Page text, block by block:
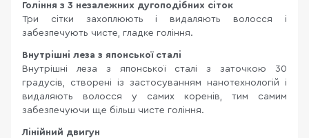
Гоління з 3 незалежних дугоподібних сіток
Три сітки захоплюють і видаляють волосся і
забезпечують чисте, гладке гоління.
Внутрішні леза з японської сталі
Внутрішні леза з японської сталі з заточкою 30
градусів, створені із застосуванням нанотехнологій і
видаляють волосся у самих коренів, тим самим
забезпечуючи ще більш чисте гоління.
Лінійний двигун